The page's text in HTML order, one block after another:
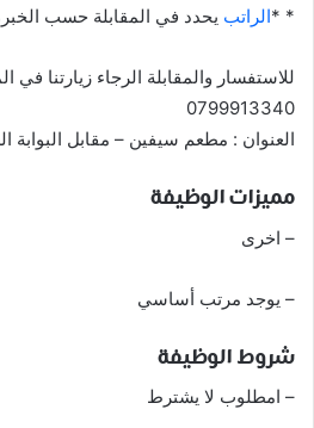
* *الراتب يحدد في المقابلة حسب
للاستفسار والمقابلة الرجاء زيارتنا
0799913340
العنوان : مطعم سيفين – مقابل البوابة
مميزات الوظيفة
– اخرى
– يوجد مرتب أساسي
شروط الوظيفة
– امطلوب لا يشترط